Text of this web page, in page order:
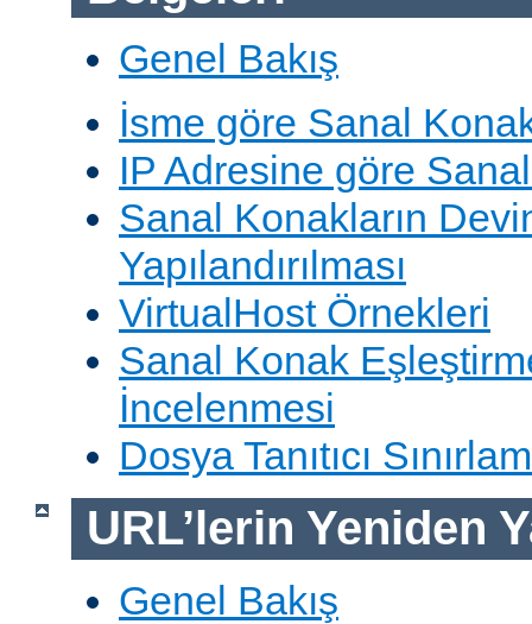
Genel Bakış
İsme göre Sanal
IP Adresine göre
Sanal Konakların
Yapılandırılması
VirtualHost Örnekleri
Sanal Konak
İncelenmesi
Dosya Tanıtıcı
URL’lerin Yeniden
Genel Bakış